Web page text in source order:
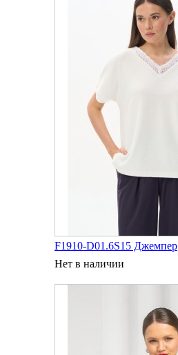
F1910-D01.6S15 Джемпер
Нет в наличии